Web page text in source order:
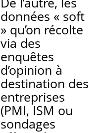
données « soft
» qu’on récolte
via des
enquêtes
d’opinion à
destination des
entreprises
(PMI, ISM ou
sondages